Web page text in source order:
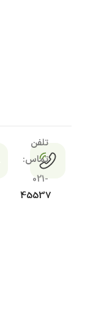
تلفن
تماس:
021-
45537